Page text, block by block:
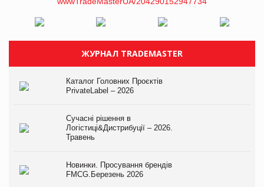
ЖУРНАЛ TRADEMASTER
Каталог Головних Проєктів
PrivateLabel – 2026
Сучасні рішення в
Логістиці&Дистрибуції – 2026.
Травень
Новинки. Просування брендів
FMCG.Березень 2026